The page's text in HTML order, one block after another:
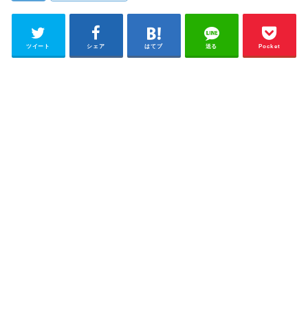
ツイート シェア はてブ 送る Pocket